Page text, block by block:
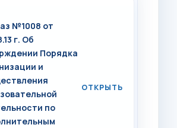
№1008 от
г. Об
Порядка
и
по